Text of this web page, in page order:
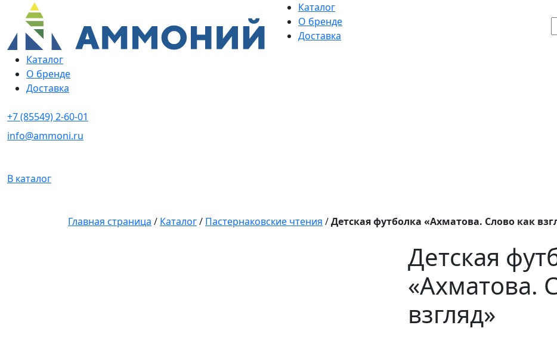
Каталог
О бренде
Доставка
Каталог
О бренде
Доставка
+7 (85549) 2-60-01
info@ammoni.ru
В каталог
Главная страница / Каталог/ Пастернаковские чтения /Детская футболка «Ахматова. Слово как
Детская
«Ахматова.
взгляд»